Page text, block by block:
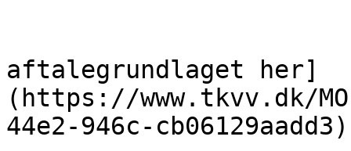
aftalegrundlaget her]
(https://www.tkvv.dk/
44e2-946c-cb06129aadd3)